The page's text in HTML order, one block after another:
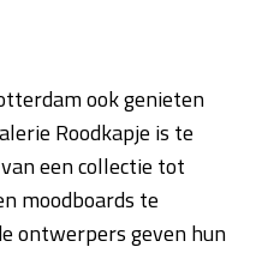
ook genieten
Roodkapje is te
een collectie tot
moodboards te
ontwerpers geven hun